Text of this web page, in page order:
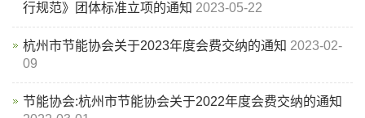
行规范》团体标准立项的通知 2023-05-22
杭州市节能协会关于2023年度会费交纳的通知 2023-02-
09
节能协会:杭州市节能协会关于2022年度会费交纳的通知